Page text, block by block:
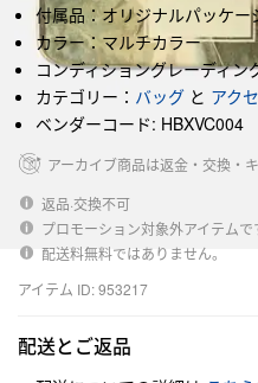
付属品：オリジナルパッケー
カラー：マルチカラー
コンディショングレーディン
カテゴリー： バッグ と アク
ベンダーコード: HBXVC004
アーカイブ商品は返金・交換・
返品·交換不可
プロモーション対象外アイテムで
配送料無料ではありません。
アイテム ID: 953217
配送とご返品